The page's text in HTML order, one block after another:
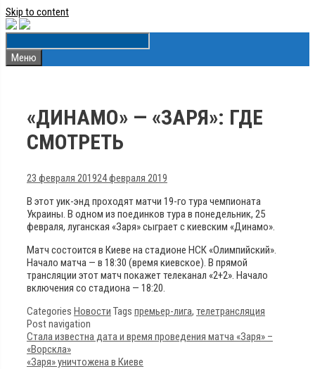
Skip to content
Меню
«ДИНАМО» — «ЗАРЯ»: ГДЕ
СМОТРЕТЬ
23 февраля 201924 февраля 2019
В этот уик-энд проходят матчи 19-го тура чемпионата
Украины. В одном из поединков тура в понедельник, 25
февраля, луганская «Заря» сыграет с киевским «Динамо».
Матч состоится в Киеве на стадионе НСК «Олимпийский».
Начало матча — в 18:30 (время киевское). В прямой
трансляции этот матч покажет телеканал «2+2». Начало
включения со стадиона — 18:20.
Categories Новости Tags премьер-лига, телетрансляция
Post navigation
Стала известна дата и время проведения матча «Заря» –
«Ворскла»
«Заря» уничтожена в Киеве